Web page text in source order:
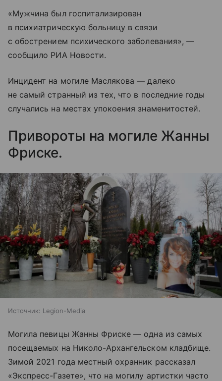
«Мужчина был госпитализирован
в психиатрическую больницу в связи
с обострением психического заболевания», —
сообщило РИА Новости.
Инцидент на могиле Маслякова — далеко
не самый странный из тех, что в последние годы
случались на местах упокоения знаменитостей.
Привороты на могиле Жанны
Фриске.
Источник: Legion-Media
Могила певицы Жанны Фриске — одна из самых
посещаемых на Николо-Архангельском кладбище.
Зимой 2021 года местный охранник рассказал
«Экспресс-Газете», что на могилу артистки часто